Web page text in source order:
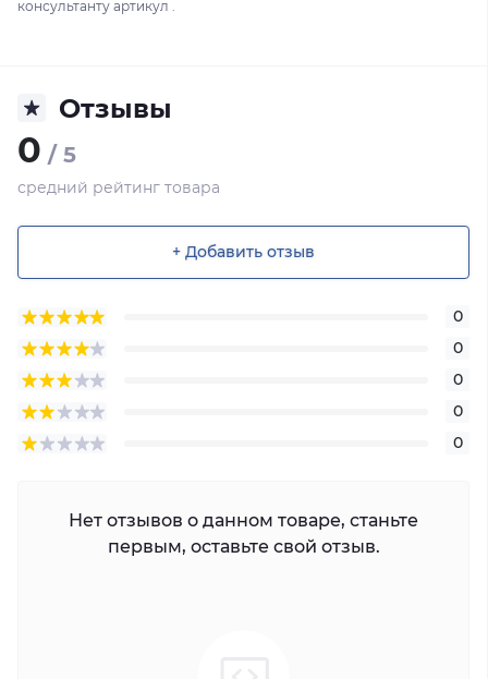
консультанту артикул .
Отзывы
0 / 5
средний рейтинг товара
+ Добавить отзыв
0
0
0
0
0
Нет отзывов о данном товаре, станьте
первым, оставьте свой отзыв.